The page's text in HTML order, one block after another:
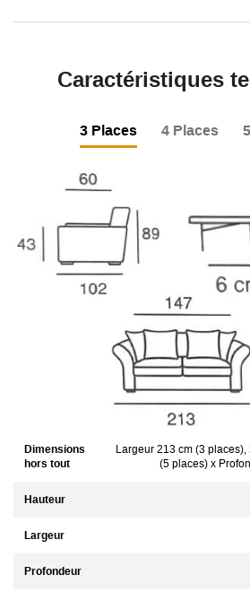
Caractéristiques
3 Places 4 Places
Dimensions
hors tout
Largeur 213 cm (3
(5 places) x
Hauteur
Largeur
Profondeur